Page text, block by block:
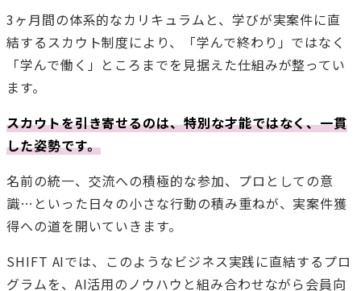
3ヶ月間の体系的なカリキュラムと、学びが実案件に直
結するスカウト制度により、「学んで終わり」ではなく
「学んで働く」ところまでを見据えた仕組みが整ってい
ます。
スカウトを引き寄せるのは、特別な才能ではなく、一貫
した姿勢です。
名前の統一、交流への積極的な参加、プロとしての意
識…といった日々の小さな行動の積み重ねが、実案件獲
得への道を開いていきます。
SHIFT AIでは、このようなビジネス実践に直結するプロ
グラムを、AI活用のノウハウと組み合わせながら会員向